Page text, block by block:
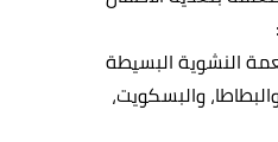
النشوية البسيطة
والبسكويت،